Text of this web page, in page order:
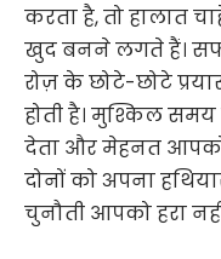
करता है, तो हालात
खुद बनने लगते हैं।
रोज़ के छोटे-छोटे
होती है। मुश्किल
देता और मेहनत
दोनों को अपना
चुनौती आपको हरा